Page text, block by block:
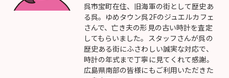
呉市宝町在住、旧海軍の街として歴史あ
る呉。ゆめタウン呉2Fのジュエルカフェ
さんで、亡き夫の形見の古い時計を査定
してもらいました。スタッフさんが呉の
歴史ある街にふさわしい誠実な対応で、
時計の年式まで丁寧に見てくれて感謝。
広島県南部の皆様にもご利用いただきた